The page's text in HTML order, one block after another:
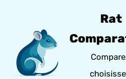
contenu
Rat